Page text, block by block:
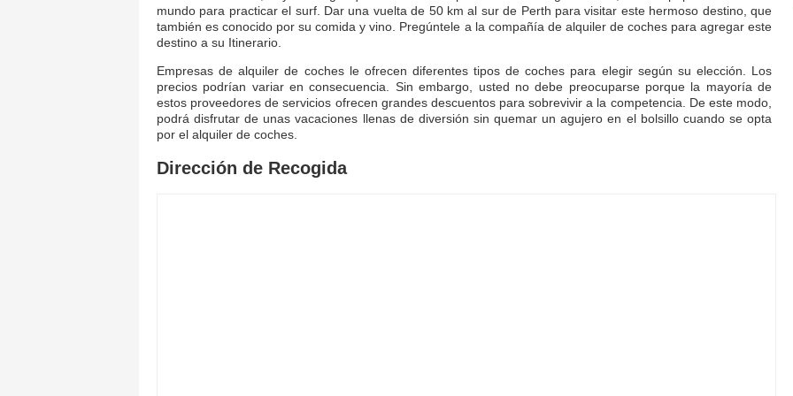
mundo para practicar el surf. Dar una vuelta de 50 km al sur de Perth para visitar este hermoso destino, que
también es conocido por su comida y vino. Pregúntele a la compañía de alquiler de coches para agregar este
destino a su Itinerario.
Empresas de alquiler de coches le ofrecen diferentes tipos de coches para elegir según su elección. Los
precios podrían variar en consecuencia. Sin embargo, usted no debe preocuparse porque la mayoría de
estos proveedores de servicios ofrecen grandes descuentos para sobrevivir a la competencia. De este modo,
podrá disfrutar de unas vacaciones llenas de diversión sin quemar un agujero en el bolsillo cuando se opta
por el alquiler de coches.
Dirección de Recogida